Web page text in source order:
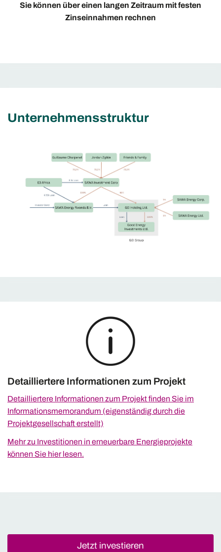
Sie können über einen langen Zeitraum mit festen
Zinseinnahmen rechnen
Unternehmensstruktur
Detailliertere Informationen zum Projekt
Detailliertere Informationen zum Projekt finden Sie im
Informationsmemorandum (eigenständig durch die
Projektgesellschaft erstellt)
Mehr zu Investitionen in erneuerbare Energieprojekte
können Sie hier lesen.
Jetzt investieren